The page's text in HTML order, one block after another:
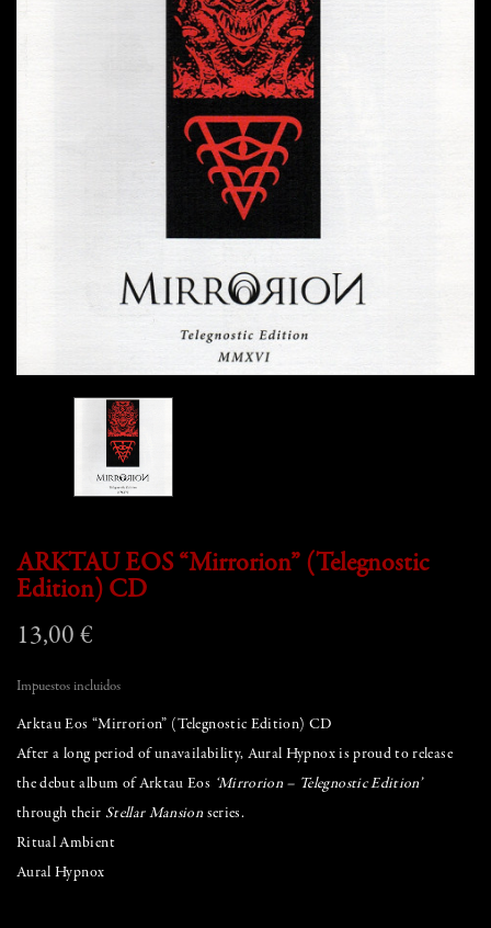
ARKTAU EOS “Mirrorion” (Telegnostic
Edition) CD
13,00 €
Impuestos incluidos
Arktau Eos “Mirrorion” (Telegnostic Edition) CD
After a long period of unavailability, Aural Hypnox is proud to release
the debut album of Arktau Eos ‘Mirrorion – Telegnostic Edition’
through their Stellar Mansion series.
Ritual Ambient
Aural Hypnox